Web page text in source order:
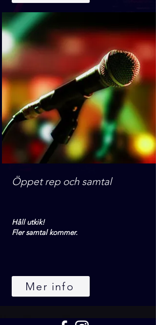
Öppet rep och samtal
Håll utkik!​
Fler samtal kommer.
Mer info